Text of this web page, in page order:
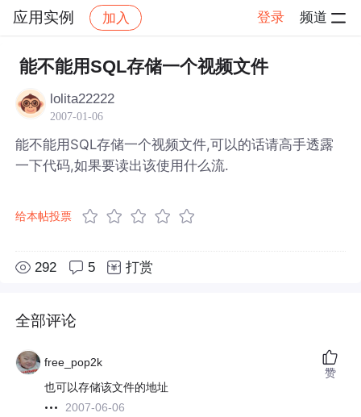
应用实例 加入 登录 频道
社区 应用实例 帖子详情
能不能用SQL存储一个视频文件
lolita22222
2007-01-06
能不能用SQL存储一个视频文件,可以的话请高手透露
一下代码,如果要读出该使用什么流.
给本帖投票
292 5 打赏
全部评论
free_pop2k
也可以存储该文件的地址
2007-06-06
赞